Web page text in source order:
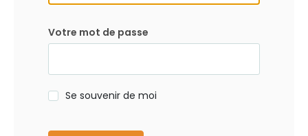
Votre mot de passe
Se souvenir de moi